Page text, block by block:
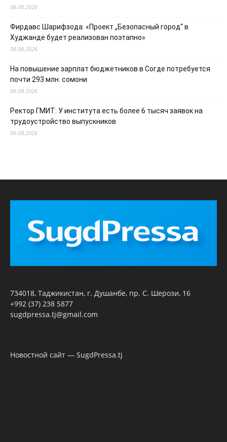
06.08.2026
Фирдавс Шарифзода: «Проект „Безопасный город“ в
Худжанде будет реализован поэтапно»
06.08.2026
На повышение зарплат бюджетников в Согде потребуется
почти 293 млн. сомони
06.08.2026
Ректор ГМИТ: У института есть более 6 тысяч заявок на
трудоустройство выпускников
06.08.2026
734018, Таджикистан, г. Душанбе, пр. С. Шерози, 16
+992 (37) 238 5877
sugdpressa.tj@gmail.com
Новостной сайт — SugdPressa.tj